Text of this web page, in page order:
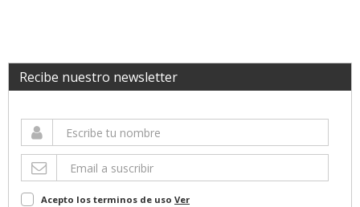
Recibe nuestro newsletter
Acepto los terminos de uso Ver